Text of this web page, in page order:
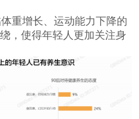
重增长、运动能力下降的
，使得年轻人更加关注身